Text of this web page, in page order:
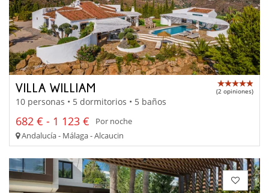
VILLA WILLIAM (2 opiniones)
10 personas • 5 dormitorios • 5 baños
682 € - 1 123 €
Por noche
Andalucía - Málaga - Alcaucin